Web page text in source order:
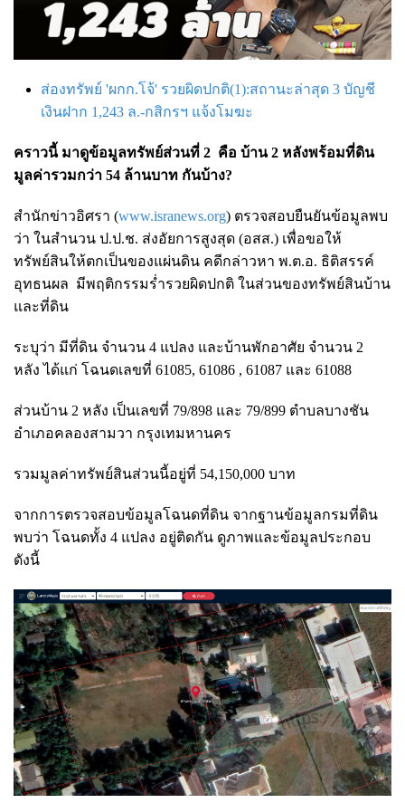
ส่องทรัพย์ 'ผกก.โจ้' รวยผิดปกติ(1):สถานะล่าสุด 3 บัญชี
เงินฝาก 1,243 ล.-กสิกรฯ แจ้งโมฆะ
คราวนี้ มาดูข้อมูลทรัพย์ส่วนที่ 2 คือ บ้าน 2 หลังพร้อมที่ดิน
มูลค่ารวมกว่า 54 ล้านบาท กันบ้าง?
สำนักข่าวอิศรา (www.isranews.org) ตรวจสอบยืนยันข้อมูลพบ
ว่า ในสำนวน ป.ป.ช. ส่งอัยการสูงสุด (อสส.) เพื่อขอให้
ทรัพย์สินให้ตกเป็นของแผ่นดิน คดีกล่าวหา พ.ต.อ. ธิติสรรค์
อุทธนผล มีพฤติกรรมร่ำรวยผิดปกติ ในส่วนของทรัพย์สินบ้าน
และที่ดิน
ระบุว่า มีที่ดิน จำนวน 4 แปลง และบ้านพักอาศัย จำนวน 2
หลัง ได้แก่ โฉนดเลขที่ 61085, 61086 , 61087 และ 61088
ส่วนบ้าน 2 หลัง เป็นเลขที่ 79/898 และ 79/899 ตำบลบางชัน
อำเภอคลองสามวา กรุงเทมหานคร
รวมมูลค่าทรัพย์สินส่วนนี้อยู่ที่ 54,150,000 บาท
จากการตรวจสอบข้อมูลโฉนดที่ดิน จากฐานข้อมูลกรมที่ดิน
พบว่า โฉนดทั้ง 4 แปลง อยู่ติดกัน ดูภาพและข้อมูลประกอบ
ดังนี้